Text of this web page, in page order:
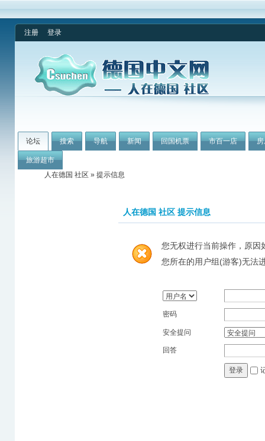
注册 登录
论坛 搜索 导航 新闻 回国机票 市百一店
旅游超市
人在德国 社区 » 提示信息
人在德国 社区 提示信息
您无权进行当前操作，原因
您所在的用户组(游客)无法
密码
安全提问
回答
登录